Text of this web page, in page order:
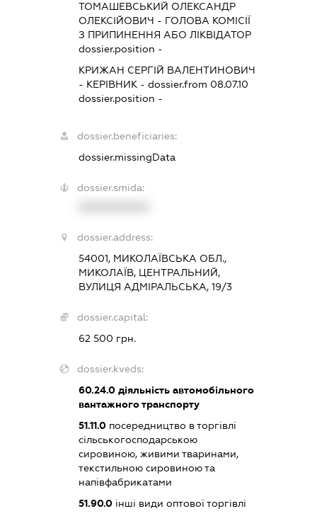
ТОМАШЕВСЬКИЙ ОЛЕКСАНДР
ОЛЕКСІЙОВИЧ - ГОЛОВА КОМІСІЇ
З ПРИПИНЕННЯ АБО ЛІКВІДАТОР
dossier.position -
КРИЖАН СЕРГІЙ ВАЛЕНТИНОВИЧ
- КЕРІВНИК - dossier.from 08.07.10
dossier.position -
dossier.beneficiaries:
dossier.missingData
dossier.smida:
dossier.address:
54001, МИКОЛАЇВСЬКА ОБЛ.,
МИКОЛАЇВ, ЦЕНТРАЛЬНИЙ,
ВУЛИЦЯ АДМІРАЛЬСЬКА, 19/3
dossier.capital:
62 500 грн.
dossier.kveds:
60.24.0 діяльність автомобільного
вантажного транспорту
51.11.0 посередництво в торгівлі
сільськогосподарською
сировиною, живими тваринами,
текстильною сировиною та
напівфабрикатами
51.90.0 інші види оптової торгівлі